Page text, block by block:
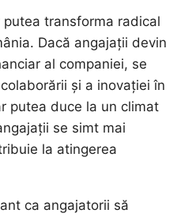
transforma radical
Dacă angajații devin
al companiei, se
și a inovației în
putea duce la un climat
se simt mai
la atingerea
ca angajatorii să